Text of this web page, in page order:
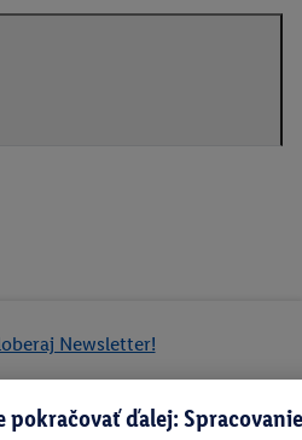
Newsletter!
pokračovať ďalej: